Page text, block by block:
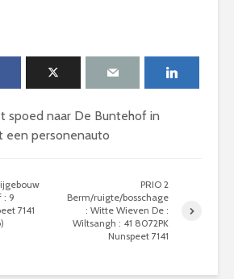
spoed naar De Buntehof in
een personenauto
: 9
7141
PRIO 2
Berm/ruigte/bosschage
: Witte Wieven De :
Wiltsangh : 41 8072PK
Nunspeet 7141